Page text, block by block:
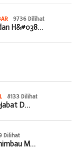
9736 Dilihat
H&#038…
8133 Dilihat
D…
Dilihat
M…